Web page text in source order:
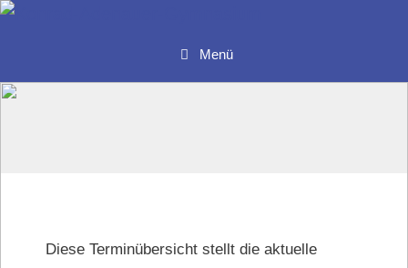
Zum
Menü
Diese Terminübersicht stellt die aktuelle